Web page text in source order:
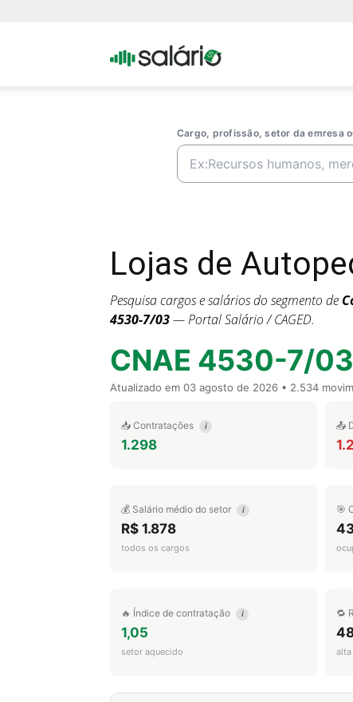
Portal
Cargo, profissão, setor da emresa
Lojas de
Pesquisa cargos e salários do segmento de
4530-7/03— Portal Salário / CAGED.
CNAE 4530-7/03
Atualizado em 03 agosto de 2026 • 2.534
📥 Contratações i
1.298
📤
💰 Salário médio do setor i
R$ 1.878
todos os cargos
🎯
🔥 Índice de contratação i
1,05
setor aquecido
🔁